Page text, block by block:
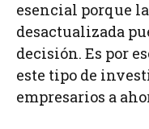
esencial porque
desactualizada
decisión. Es por
este tipo de
empresarios a